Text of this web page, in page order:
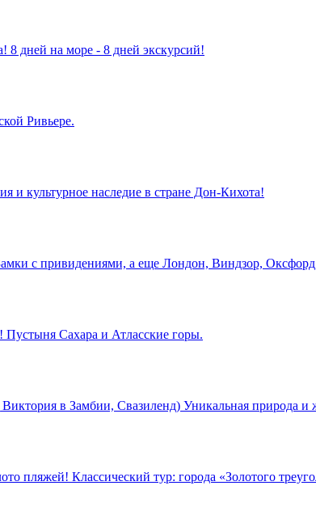
дней на море - 8 дней экскурсий!
Ривьере.
и культурное наследие в стране Дон-Кихота!
с привидениями, а еще Лондон, Виндзор,
Пустыня Сахара и Атласские горы.
в Замбии, Свазиленд) Уникальная природа и
пляжей! Классический тур: города «Золотого